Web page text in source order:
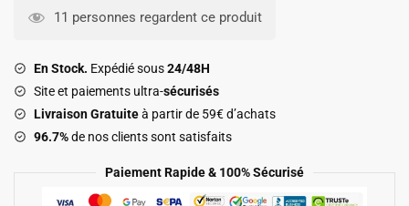
Torino
2026
11 personnes regardent ce produit
En Stock. Expédié sous24/48H
Site et paiements ultra-sécurisés
Livraison Gratuiteà partir de 59€ d’achats
96.7%de nos clients sont satisfaits
Paiement Rapide & 100% Sécurisé